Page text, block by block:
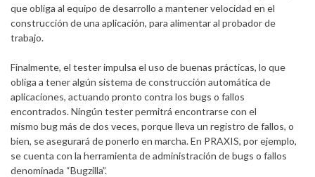
que obliga al equipo de desarrollo a mantener velocidad en el
construcción de una aplicación, para alimentar al probador de
trabajo.
Finalmente, el tester impulsa el uso de buenas prácticas, lo que
obliga a tener algún sistema de construcción automática de
aplicaciones, actuando pronto contra los bugs o fallos
encontrados. Ningún tester permitrá encontrarse con el
mismo bug más de dos veces, porque lleva un registro de fallos, o
bien, se asegurará de ponerlo en marcha. En PRAXIS, por ejemplo,
se cuenta con la herramienta de administración de bugs o fallos
denominada “Bugzilla”.